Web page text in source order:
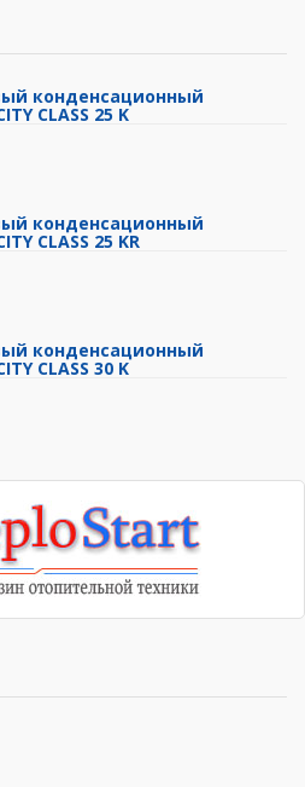
конденсационный
CLASS 25 K
конденсационный
CLASS 25 KR
конденсационный
CLASS 30 K